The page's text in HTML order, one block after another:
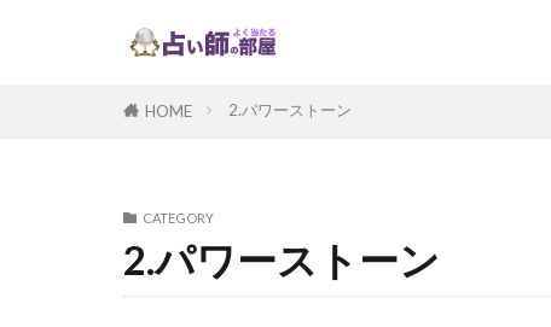
HOME 2.パワーストーン
CATEGORY
2.パワーストーン